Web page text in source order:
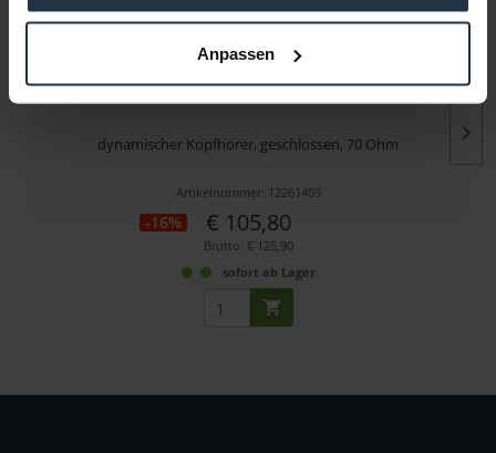
Anpassen
dynamischer Kopfhörer, geschlossen, 70 Ohm
Artikelnummer: 12261403
-16% € 105,80
Brutto: € 125,90
sofort ab Lager